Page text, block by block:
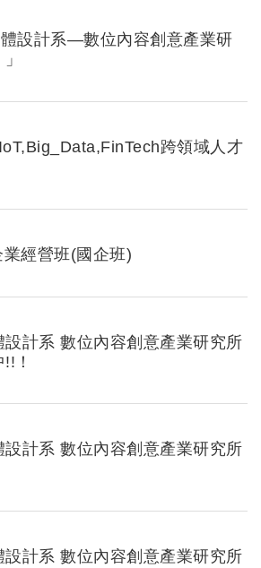
設計系―數位內容創意產業研
跨領域人才
經營班(國企班)
計系 數位內容創意產業研究所
！
計系 數位內容創意產業研究所
計系 數位內容創意產業研究所